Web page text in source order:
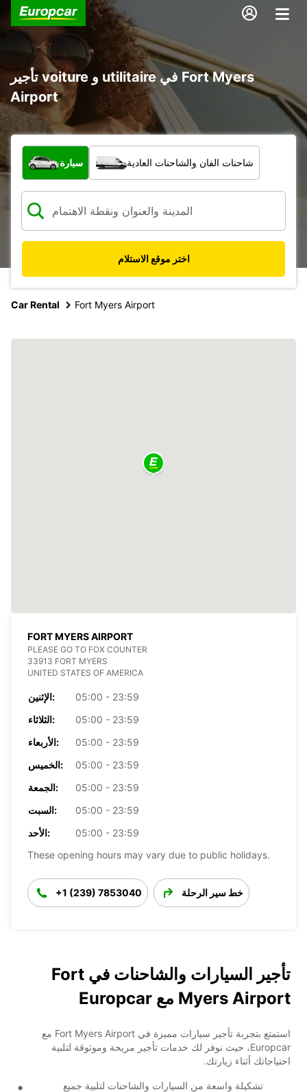
تأجير voiture و utilitaire في Fort Myers
Airport
ما نوع المركبة؟
سيارة شاحنات الفان والشاحنات العادية
اختر موقع الاستلام
Car Rental Fort Myers Airport
FORT MYERS AIRPORT
PLEASE GO TO FOX COUNTER
33913 FORT MYERS
UNITED STATES OF AMERICA
الإثنين:
05:00 - 23:59
الثلاثاء:
05:00 - 23:59
الأربعاء:
05:00 - 23:59
الخميس:
05:00 - 23:59
الجمعة:
05:00 - 23:59
السبت:
05:00 - 23:59
الأحد:
05:00 - 23:59
These opening hours may vary due to public holidays.
+1 (239) 7853040 خط سير الرحلة
تأجير السيارات والشاحنات في Fort
Myers Airport مع Europcar
استمتع بتجربة تأجير سيارات مميزة في Fort Myers Airport مع
Europcar، حيث نوفر لك خدمات تأجير مريحة وموثوقة لتلبية
احتياجاتك أثناء زيارتك.
تشكيلة واسعة من السيارات والشاحنات لتلبية جميع